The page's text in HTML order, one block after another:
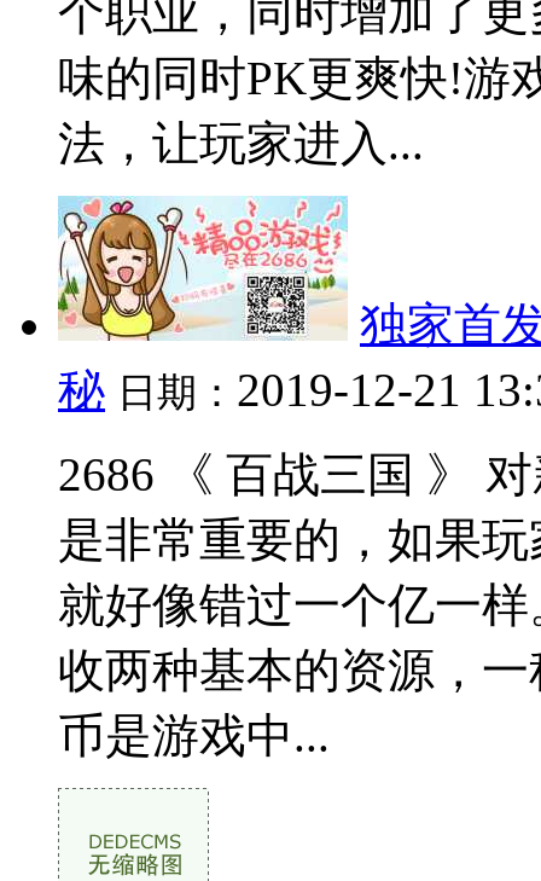
个职业，同时增加了
味的同时PK更爽快!游
法，让玩家进入...
独家首
秘 日期： 2019-12-21
2686 《 百战三国 》
是非常重要的，如果
就好像错过一个亿一
收两种基本的资源，
币是游戏中...